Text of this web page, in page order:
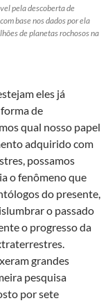
pela descoberta de
base nos dados por ela
de planetas rochosos na
eles já
de
qual nosso papel
adquirido com
possamos
o fenômeno que
do presente,
o passado
o progresso da
grandes
pesquisa
por sete